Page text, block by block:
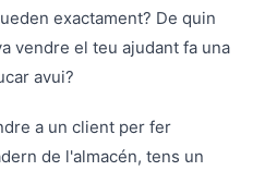
exactament? De quin
vendre el teu ajudant fa una
avui?
a un client per fer
de l'almacén, tens un